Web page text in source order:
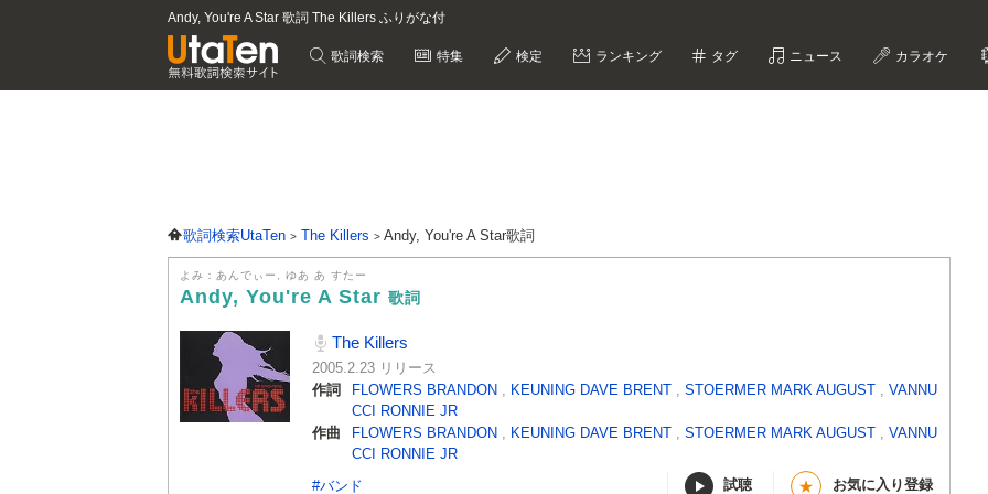
Andy, You're A Star 歌詞 The Killers ふりがな付
歌詞検索 特集 検定 ランキング タグ ニュース カラオケ
歌詞検索UtaTen The Killers Andy, You're A Star歌詞
よみ：あんでぃー, ゆあ あ すたー
Andy, You're A Star 歌詞
The Killers
2005.2.23 リリース
作詞
FLOWERS BRANDON , KEUNING DAVE BRENT , STOERMER MARK AUGUST , VANNU
CCI RONNIE JR
作曲
FLOWERS BRANDON , KEUNING DAVE BRENT , STOERMER MARK AUGUST , VANNU
CCI RONNIE JR
#バンド
試聴 ★ お気に入り登録